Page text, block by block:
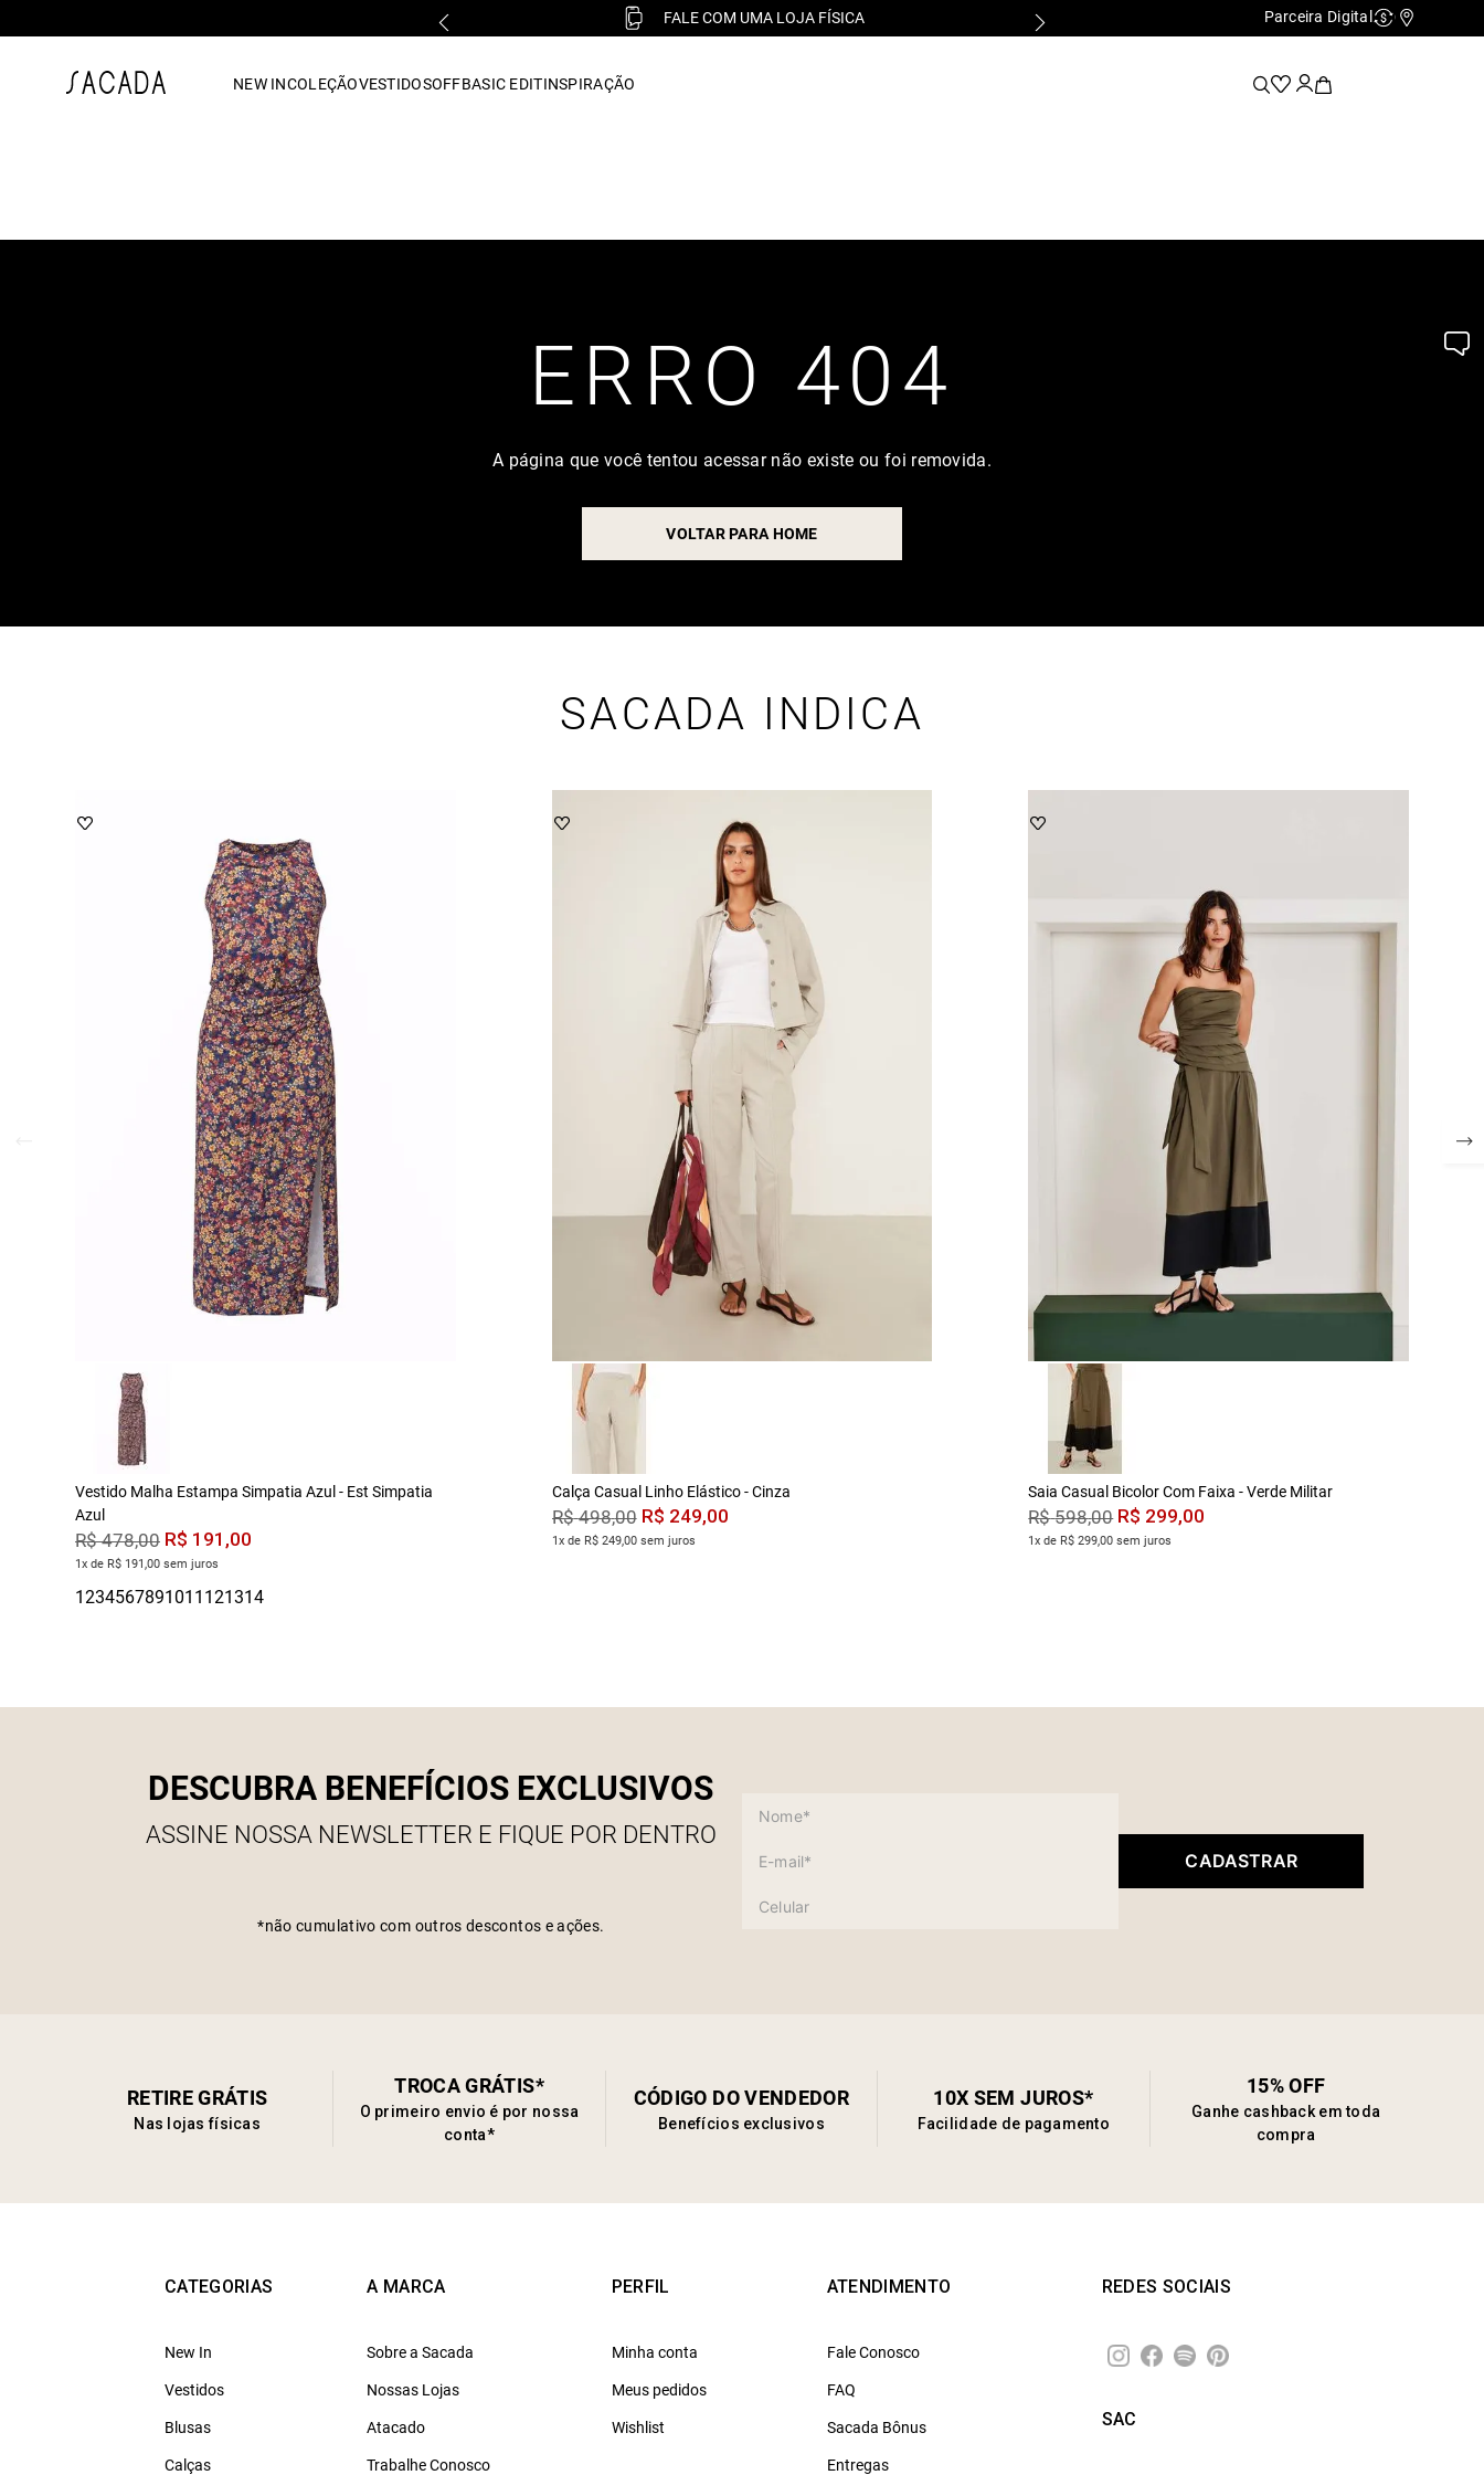
FALE COM UMA LOJA FÍSICA Parceira Digital Cashback
NEW INCOLEÇÃOVESTIDOSOFFBASIC EDITINSPIRAÇÃO
ERRO 404
A página que você tentou acessar não existe ou foi removida.
VOLTAR PARA HOME
SACADA INDICA
Vestido Malha Estampa Simpatia Azul - Est Simpatia
Azul
R$ 478,00 R$ 191 ,00
1x de R$ 191,00 sem juros
Calça Casual Linho Elástico - Cinza
R$ 498,00 R$ 249,00
1x de R$ 249,00 sem juros
Saia Casual Bicolor Com Faixa - Verde Militar
R$ 598,00 R$ 299,00
1x de R$ 299,00 sem juros
DESCUBRA BENEFÍCIOS EXCLUSIVOS
ASSINE NOSSA NEWSLETTER E FIQUE POR DENTRO
*não cumulativo com outros descontos e ações.
CADASTRAR
RETIRE GRÁTIS
Nas lojas físicas
TROCA GRÁTIS*
O primeiro envio é por nossa
conta*
CÓDIGO DO VENDEDOR
Benefícios exclusivos
10X SEM JUROS*
Facilidade de pagamento
15% OFF
Ganhe cashback em toda
compra
CATEGORIAS
New In
Vestidos
Blusas
Calças
A MARCA
Sobre a Sacada
Nossas Lojas
Atacado
Trabalhe Conosco
PERFIL
Minha conta
Meus pedidos
Wishlist
ATENDIMENTO
Fale Conosco
FAQ
Sacada Bônus
Entregas
REDES SOCIAIS
SAC
vestido midi
7º macacão